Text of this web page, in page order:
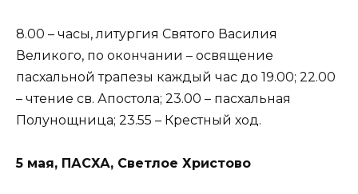
8.00 – часы, литургия Святого Василия
Великого, по окончании – освящение
пасхальной трапезы каждый час до 19.00; 22.00
– чтение св. Апостола; 23.00 – пасхальная
Полунощница; 23.55 – Крестный ход.
5 мая, ПАСХА, Светлое Христово